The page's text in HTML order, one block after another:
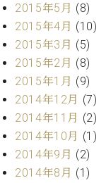
2015年5月 (8)
2015年4月 (10)
2015年3月 (5)
2015年2月 (8)
2015年1月 (9)
2014年12月 (7)
2014年11月 (2)
2014年10月 (1)
2014年9月 (2)
2014年8月 (1)